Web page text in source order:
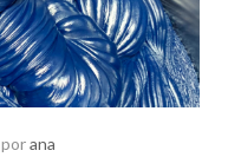
porana